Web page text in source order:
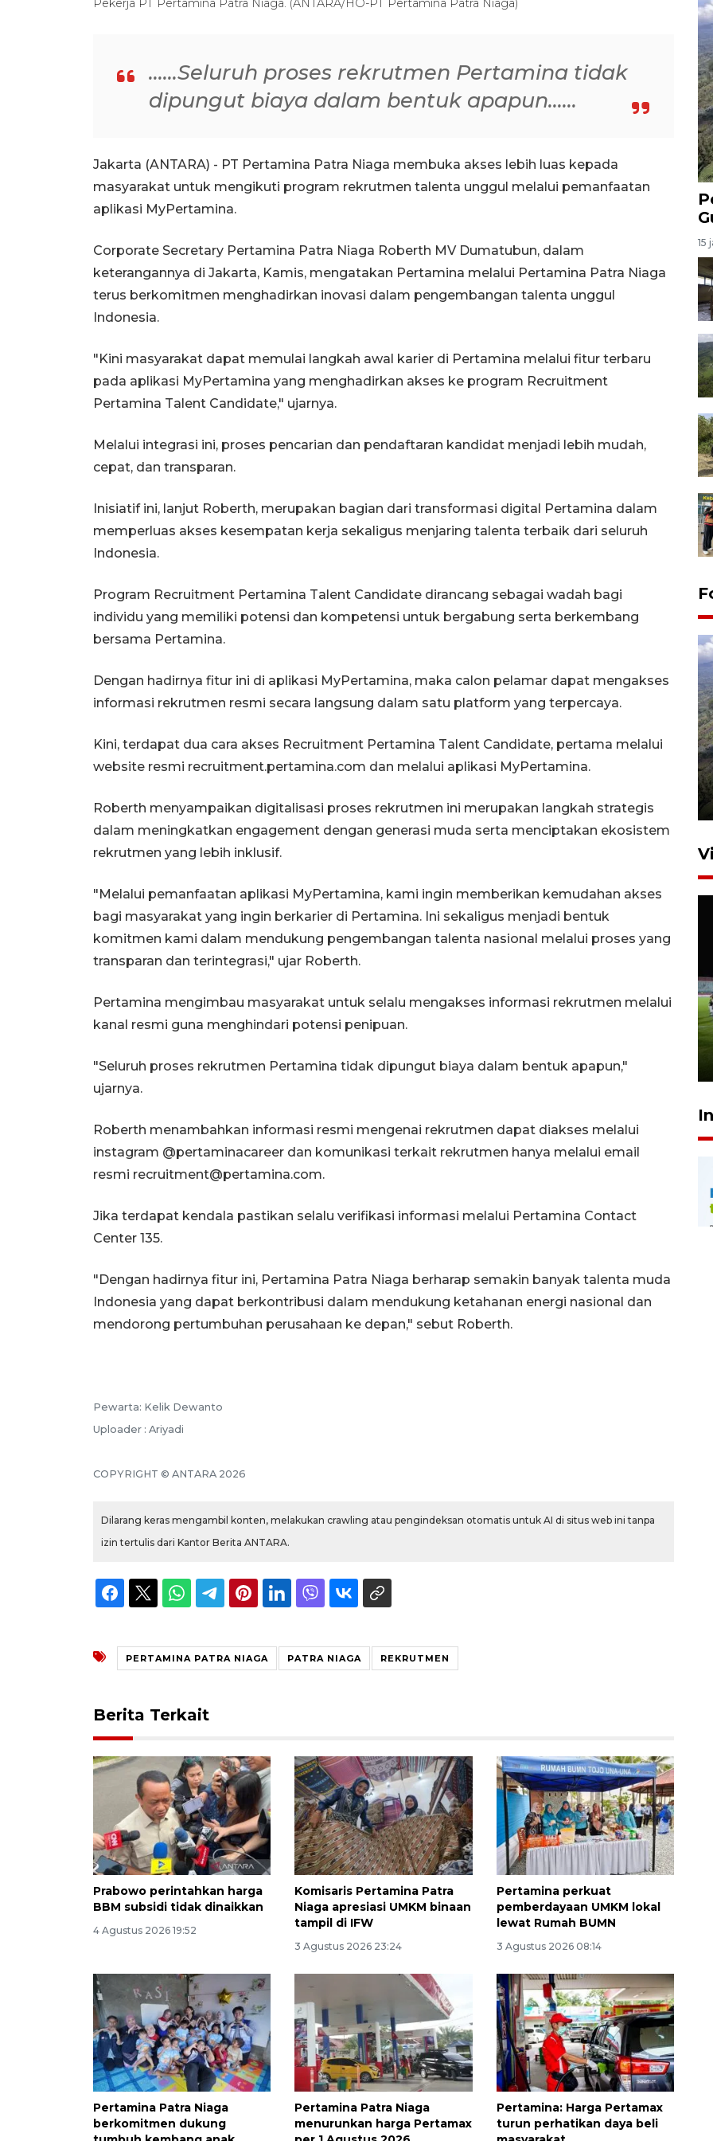
Pekerja PT Pertamina Patra Niaga. (ANTARA/HO-PT Pertamina Patra Niaga)
......Seluruh proses rekrutmen Pertamina tidak
dipungut biaya dalam bentuk apapun......
Jakarta (ANTARA) - PT Pertamina Patra Niaga membuka akses lebih luas kepada
masyarakat untuk mengikuti program rekrutmen talenta unggul melalui pemanfaatan
aplikasi MyPertamina.
Corporate Secretary Pertamina Patra Niaga Roberth MV Dumatubun, dalam
keterangannya di Jakarta, Kamis, mengatakan Pertamina melalui Pertamina Patra Niaga
terus berkomitmen menghadirkan inovasi dalam pengembangan talenta unggul
Indonesia.
"Kini masyarakat dapat memulai langkah awal karier di Pertamina melalui fitur terbaru
pada aplikasi MyPertamina yang menghadirkan akses ke program Recruitment
Pertamina Talent Candidate," ujarnya.
Melalui integrasi ini, proses pencarian dan pendaftaran kandidat menjadi lebih mudah,
cepat, dan transparan.
Inisiatif ini, lanjut Roberth, merupakan bagian dari transformasi digital Pertamina dalam
memperluas akses kesempatan kerja sekaligus menjaring talenta terbaik dari seluruh
Indonesia.
Program Recruitment Pertamina Talent Candidate dirancang sebagai wadah bagi
individu yang memiliki potensi dan kompetensi untuk bergabung serta berkembang
bersama Pertamina.
Dengan hadirnya fitur ini di aplikasi MyPertamina, maka calon pelamar dapat mengakses
informasi rekrutmen resmi secara langsung dalam satu platform yang terpercaya.
Kini, terdapat dua cara akses Recruitment Pertamina Talent Candidate, pertama melalui
website resmi recruitment.pertamina.com dan melalui aplikasi MyPertamina.
Roberth menyampaikan digitalisasi proses rekrutmen ini merupakan langkah strategis
dalam meningkatkan engagement dengan generasi muda serta menciptakan ekosistem
rekrutmen yang lebih inklusif.
"Melalui pemanfaatan aplikasi MyPertamina, kami ingin memberikan kemudahan akses
bagi masyarakat yang ingin berkarier di Pertamina. Ini sekaligus menjadi bentuk
komitmen kami dalam mendukung pengembangan talenta nasional melalui proses yang
transparan dan terintegrasi," ujar Roberth.
Pertamina mengimbau masyarakat untuk selalu mengakses informasi rekrutmen melalui
kanal resmi guna menghindari potensi penipuan.
"Seluruh proses rekrutmen Pertamina tidak dipungut biaya dalam bentuk apapun,"
ujarnya.
Roberth menambahkan informasi resmi mengenai rekrutmen dapat diakses melalui
instagram @pertaminacareer dan komunikasi terkait rekrutmen hanya melalui email
resmi recruitment@pertamina.com.
Jika terdapat kendala pastikan selalu verifikasi informasi melalui Pertamina Contact
Center 135.
"Dengan hadirnya fitur ini, Pertamina Patra Niaga berharap semakin banyak talenta muda
Indonesia yang dapat berkontribusi dalam mendukung ketahanan energi nasional dan
mendorong pertumbuhan perusahaan ke depan," sebut Roberth.
Pewarta: Kelik Dewanto
Uploader : Ariyadi
COPYRIGHT © ANTARA 2026
Dilarang keras mengambil konten, melakukan crawling atau pengindeksan otomatis untuk AI di situs web ini tanpa
izin tertulis dari Kantor Berita ANTARA.
PERTAMINA PATRA NIAGA PATRA NIAGA REKRUTMEN
Berita Terkait
Prabowo perintahkan harga
BBM subsidi tidak dinaikkan
4 Agustus 2026 19:52
Komisaris Pertamina Patra
Niaga apresiasi UMKM binaan
tampil di IFW
3 Agustus 2026 23:24
Pertamina perkuat
pemberdayaan UMKM lokal
lewat Rumah BUMN
3 Agustus 2026 08:14
Pertamina Patra Niaga
berkomitmen dukung
Pertamina Patra Niaga
menurunkan harga Pertamax
Pertamina: Harga Pertamax
turun perhatikan daya beli
15
Penyusutan debit air Sungai
Batang Tembesi di Jambi
1.700 SPPG di daerah stunting
5 jam lalu
2026-08-05 18:00:00